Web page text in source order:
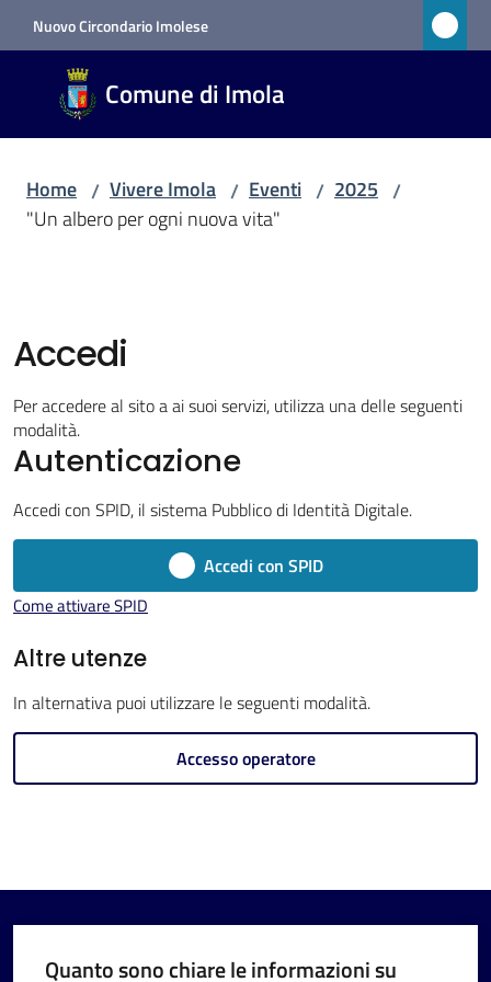
Vai al contenuto
Vai alla navigazione
Vai al footer
Nuovo Circondario Imolese
Comune di Imola
Comune
di Imola
RETE
Vivere
Imola
Menu selezionato
V
s
i
I
Home / Vivere Imola / Eventi / 2025 /
"Un albero per ogni nuova vita"
Accedi
Per accedere al sito a ai suoi servizi, utilizza una delle seguenti
modalità.
Autenticazione
Accedi con SPID, il sistema Pubblico di Identità Digitale.
Accedi con SPID
Come attivare SPID
Altre utenze
In alternativa puoi utilizzare le seguenti modalità.
Accesso operatore
Quanto sono chiare le informazioni su